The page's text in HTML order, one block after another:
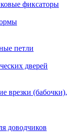
фиксаторы
петли
дверей
врезки (бабочки),
доводчиков